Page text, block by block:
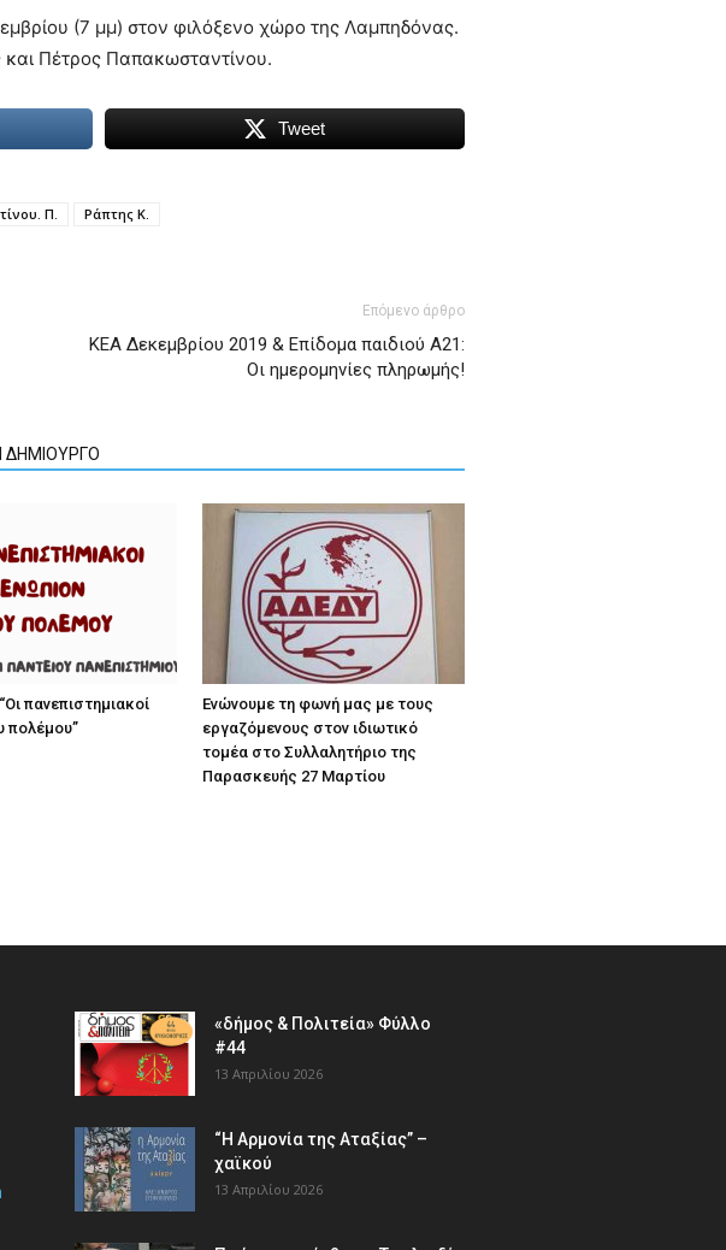
(7 μμ) στον φιλόξενο χώρο της Λαμπηδόνας.
Πέτρος Παπακωσταντίνου.
Tweet
Π. Ράπτης Κ.
Επόμενο άρθρο
ΚΕΑ Δεκεμβρίου 2019 & Επίδομα παιδιού Α21:
Οι ημερομηνίες πληρωμής!
ΔΗΜΙΟΥΡΓΟ
πανεπιστημιακοί
πολέμου”
Ενώνουμε τη φωνή μας με τους
εργαζόμενους στον ιδιωτικό
τομέα στο Συλλαλητήριο της
Παρασκευής 27 Μαρτίου
«δήμος & Πολιτεία» Φύλλο
#44
13 Απριλίου 2026
“Η Αρμονία της Αταξίας” –
χαϊκού
13 Απριλίου 2026